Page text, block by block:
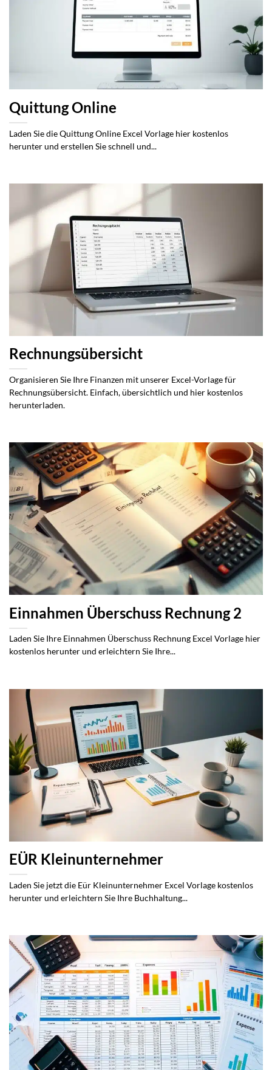
Quittung Online
Laden Sie die Quittung Online Excel Vorlage hier kostenlos
herunter und erstellen Sie schnell und...
Rechnungsübersicht
Organisieren Sie Ihre Finanzen mit unserer Excel-Vorlage für
Rechnungsübersicht. Einfach, übersichtlich und hier kostenlos
herunterladen.
Einnahmen Überschuss Rechnung 2
Laden Sie Ihre Einnahmen Überschuss Rechnung Excel Vorlage hier
kostenlos herunter und erleichtern Sie Ihre...
EÜR Kleinunternehmer
Laden Sie jetzt die Eür Kleinunternehmer Excel Vorlage kostenlos
herunter und erleichtern Sie Ihre Buchhaltung...